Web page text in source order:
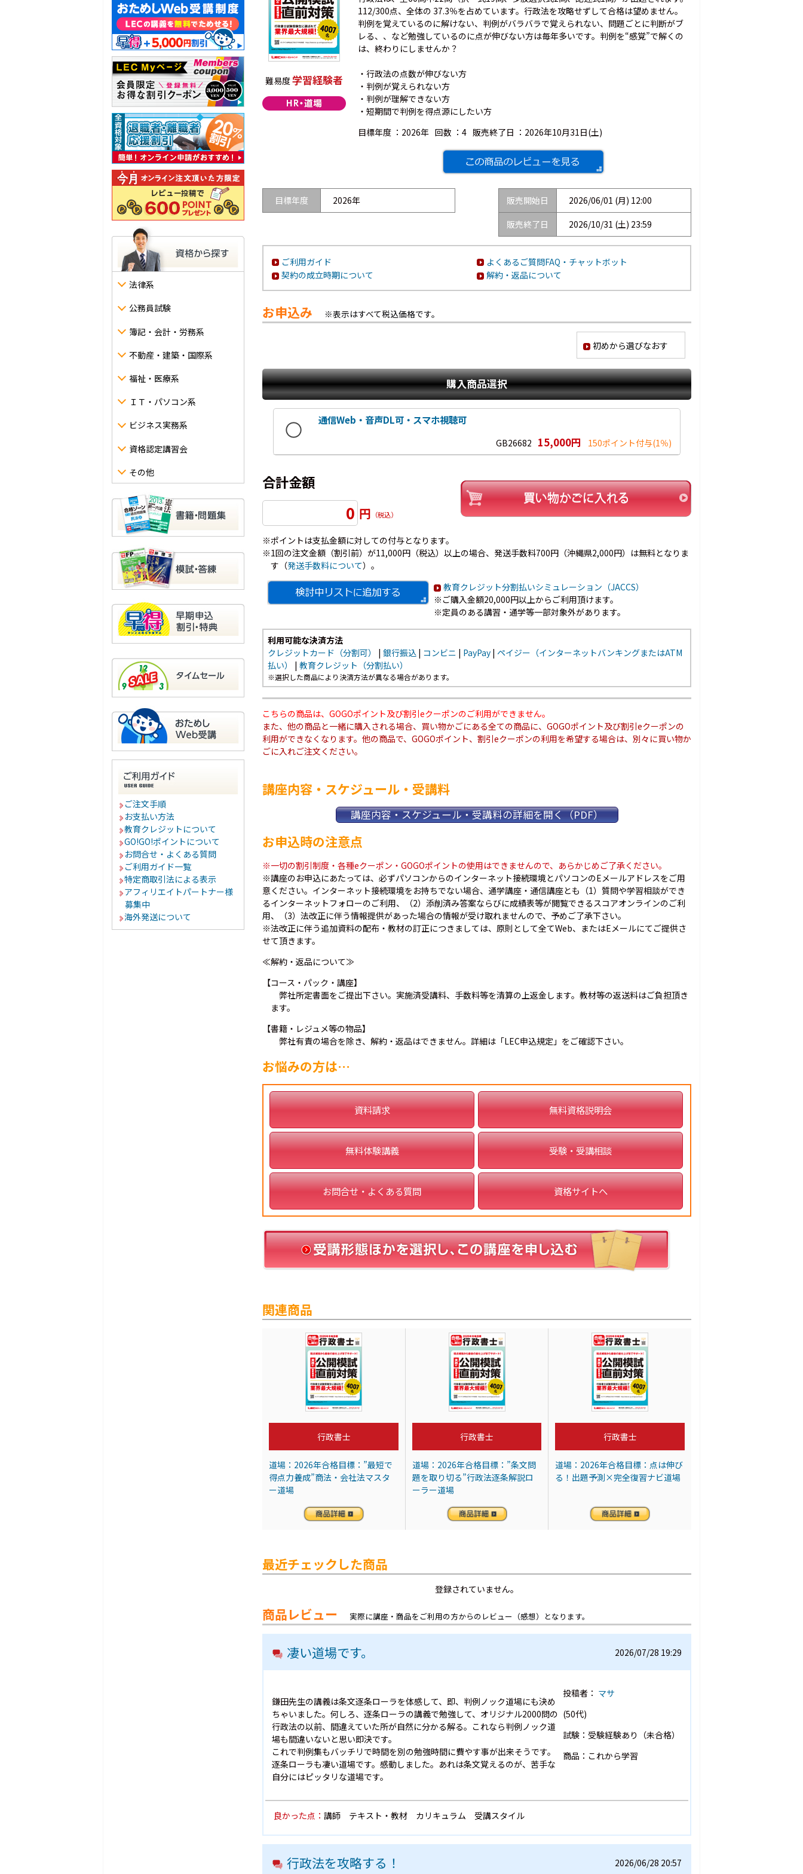
法律系
公務員試験
簿記・会計・労務系
不動産・建築・国際系
福祉・医療系
ＩＴ・パソコン系
ビジネス実務系
資格認定講習会
その他
ご注文手順
お支払い方法
教育クレジットについて
GO!GO!ポイントについて
お問合せ・よくある質問
ご利用ガイド一覧
特定商取引法による表示
アフィリエイトパートナー様
募集中
海外発送について
難易度学習経験者
112/300点、全体の 37.3％を占めています。行政法を攻略せずして合格は望めません。
判例を覚えているのに解けない、判例がバラバラで覚えられない、問題ごとに判断がブ
レる、、など勉強しているのに点が伸びない方は毎年多いです。判例を“感覚”で解くの
は、終わりにしませんか？
・行政法の点数が伸びない方
・判例が覚えられない方
・判例が理解できない方
・短期間で判例を得点源にしたい方
目標年度 ： 2026年 回数 ： 4 販売終了日 ： 2026年10月31日(土)
目標年度 2026年 販売開始日
2026/06/01 (月) 12:00
販売終了日
2026/10/31 (土) 23:59
ご利用ガイド
よくあるご質問FAQ・チャットボット
契約の成立時期について
解約・返品について
お申込み ※表示はすべて税込価格です。
初めから選びなおす
購入商品選択
通信Web・音声DL可・スマホ視聴可
GB26682 15,000円 150ポイント付与(1％)
合計金額
0 円 （税込）
※ポイントは支払金額に対しての付与となります。
※1回の注文金額（割引前）が11,000円（税込）以上の場合、発送手数料700円（沖縄県2,000円）は無料となりま
す（発送手数料について）。
教育クレジット分割払いシミュレーション（JACCS）
※ご購入金額20,000円以上からご利用頂けます。
※定員のある講習・通学等一部対象外があります。
利用可能な決済方法
クレジットカード（分割可）
| 銀行振込 | コンビニ | PayPay | ペイジー（インターネットバンキングまたはATM
払い）
| 教育クレジット（分割払い）
※選択した商品により決済方法が異なる場合があります。
こちらの商品は、GOGOポイント及び割引eクーポンのご利用ができません。
また、他の商品と一緒に購入される場合、買い物かごにある全ての商品に、GOGOポイント及び割引eクーポンの
利用ができなくなります。他の商品で、GOGOポイント、割引eクーポンの利用を希望する場合は、別々に買い物か
ごに入れご注文ください。
講座内容・スケジュール・受講料
講座内容・スケジュール・受講料の詳細を開く（PDF）
お申込時の注意点
※一切の割引制度・各種eクーポン・GOGOポイントの使用はできませんので、あらかじめご了承ください。
※講座のお申込にあたっては、必ずパソコンからのインターネット接続環境とパソコンのEメールアドレスをご用
意ください。インターネット接続環境をお持ちでない場合、通学講座・通信講座とも（1）質問や学習相談ができ
るインターネットフォローのご利用、（2）添削済み答案ならびに成績表等が閲覧できるスコアオンラインのご利
用、（3）法改正に伴う情報提供があった場合の情報が受け取れませんので、予めご了承下さい。
※法改正に伴う追加資料の配布・教材の訂正につきましては、原則として全てWeb、またはEメールにてご提供さ
せて頂きます。
≪解約・返品について≫
【コース・パック・講座】
弊社所定書面をご提出下さい。実施済受講料、手数料等を清算の上返金します。教材等の返送料はご負担頂き
ます。
【書籍・レジュメ等の物品】
弊社有責の場合を除き、解約・返品はできません。詳細は「LEC申込規定」をご確認下さい。
お悩みの方は…
資料請求 無料資格説明会
無料体験講義 受験・受講相談
お問合せ・よくある質問 資格サイトへ
関連商品
行政書士
道場：2026年合格目標：”最短で
得点力養成”商法・会社法マスタ
ー道場
行政書士
道場：2026年合格目標：”条文問
題を取り切る”行政法逐条解説ロ
ーラー道場
行政書士
道場：2026年合格目標：点は伸び
る！出題予測×完全復習ナビ道場
最近チェックした商品
登録されていません。
商品レビュー 実際に講座・商品をご利用の方からのレビュー（感想）となります。
凄い道場です。 2026/07/28 19:29
鎌田先生の講義は条文逐条ローラを体感して、即、判例ノック道場にも決め
ちゃいました。何しろ、逐条ローラの講義で勉強して、オリジナル2000問の
行政法の以前、間違えていた所が自然に分かる解る。これなら判例ノック道
場も間違いないと思い即決です。
これで判例集もバッチリで時間を別の勉強時間に費やす事が出来そうです。
逐条ローラも凄い道場です。感動しました。あれは条文覚えるのが、苦手な
自分にはピッタリな道場です。
投稿者： マサ
(50代)
試験：受験経験あり（未合格）
商品：これから学習
良かった点： 講師 テキスト・教材 カリキュラム 受講スタイル
行政法を攻略する！ 2026/06/28 20:57